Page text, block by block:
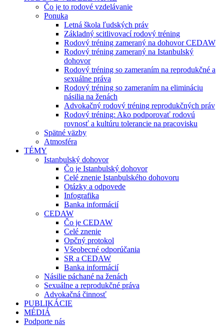
Čo je to rodové vzdelávanie
Ponuka
Letná škola ľudských práv
Základný scitlivovací rodový tréning
Rodový tréning zameraný na dohovor CEDAW
Rodový tréning zameraný na Istanbulský
dohovor
Rodový tréning so zameraním na reprodukčné a
sexuálne práva
Rodový tréning so zameraním na elimináciu
násilia na ženách
Advokačný rodový tréning reprodukčných práv
Rodový tréning: Ako podporovať rodovú
rovnosť a kultúru tolerancie na pracovisku
Spätné väzby
Atmosféra
TÉMY
Istanbulský dohovor
Čo je Istanbulský dohovor
Celé znenie Istanbulského dohovoru
Otázky a odpovede
Infografika
Banka informácií
CEDAW
Čo je CEDAW
Celé znenie
Opčný protokol
Všeobecné odporúčania
SR a CEDAW
Banka informácií
Násilie páchané na ženách
Sexuálne a reprodukčné práva
Advokačná činnosť
PUBLIKÁCIE
MÉDIÁ
Podporte nás